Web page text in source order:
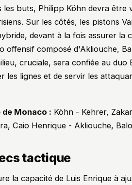
les buts, Philipp Köhn devra être
Sur les côtés, les pistons
devant à la fois assurer la
offensif composé d'Akliouche,
cruciale, sera confiée au duo
les lignes et de servir les
Monaco : Köhn - Kehrer,
Caio Henrique - Akliouche,
tactique
la capacité de Luis Enrique à